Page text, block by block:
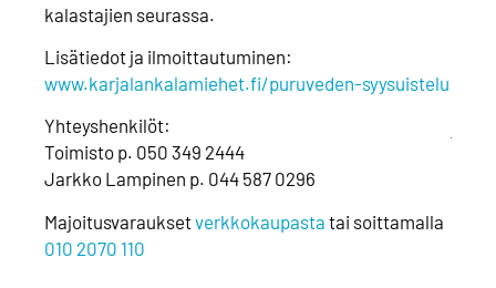
kalastajien seurassa.
Lisätiedot ja ilmoittautuminen:
www.karjalankalamiehet.fi/puruveden-syysuistelu
Yhteyshenkilöt:
Toimisto p. 050 349 2444
Jarkko Lampinen p. 044 587 0296
Majoitusvarauksetverkkokaupasta tai soittamalla
010 2070 110